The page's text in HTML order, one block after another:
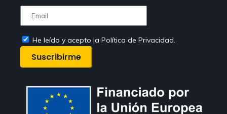
He leído y acepto la Política de Privacidad.